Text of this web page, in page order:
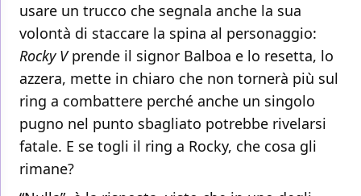
usare un trucco che segnala anche la sua
volontà di staccare la spina al personaggio:
Rocky Vprende il signor Balboa e lo resetta, lo
azzera, mette in chiaro che non tornerà più sul
ring a combattere perché anche un singolo
pugno nel punto sbagliato potrebbe rivelarsi
fatale. E se togli il ring a Rocky, che cosa gli
rimane?